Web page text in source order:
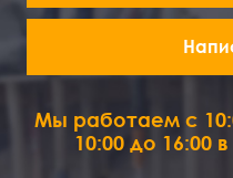
Мы работаем с
10:00 до 16:00